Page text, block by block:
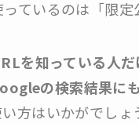
ているのは「限定
を知っている人
の検索結果に
方はいかがでしょ